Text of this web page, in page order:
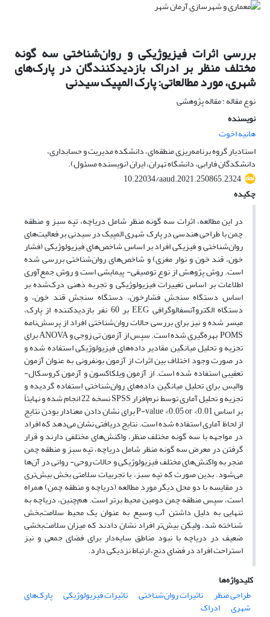
بررسی اثرات فیزیوژیکی و روان‌شناختی سه گونه
مختلف منظر بر ادراک بازدیدکنندگان در پارک‌های
شهری، مورد مطالعاتی: پارک المپیک سیدنی
نوع مقاله : مقاله پژوهشی
نویسنده
هانیه اخوت
استادیار گروه برنامه‌ریزی منطقه‌ای، دانشکده مدیریت و حسابداری،
دانشکدگان فارابی، دانشگاه تهران، ایران (نویسنده مسئول).
10.22034/aaud.2021.250865.2324
چکیده
در این مطالعه، اثرات سه گونه منظر شامل دریاچه، تپه سبز و منطقه
چمن با طراحی هندسی در پارک شهری المپیک در سیدنی بر فعالیت‌‌های
روان‌شناختی و فیزیکی افراد بر اساس شاخص‌‌های فیزیولوژیکی (فشار
خون، قند خون و نوار مغزی) و شاخص‌‌های روان‌شناختی بررسی شده
است. روش پژوهش از نوع توصیفی- پیمایشی است و روش جمع‌آوری
اطلاعات بر اساس تغییرات فیزیولوژیکی و تجربه ذهنی درک‌شده بر
اساس دستگاه سنجش فشارخون، دستگاه سنجش قند خون، و
دستگاه الکتروآنسفالوگرافی EEG بر 60 نفر بازدیدکننده از پارک،
میسر شده و نیز برای بررسی حالات روان‌شناختی افراد از پرسش‌نامه
POMS بهره‌‌گیری شده است. سپس از آزمون تی زوجی و ANOVA برای
تجزیه و تحلیل میانگین مقادیر داده‌‌های فیزیولوژیکی استفاده شده و
در صورت وجود اختلاف بین اثرات از آزمون بونفرونی به عنوان آزمون
تعقیبی استفاده شده است. از آزمون ویلکاکسون و آزمون کروسکال-
والیس برای تحلیل میانگین داده‌‌های روان‌شناختی استفاده گردیده و
تجزیه و تحلیل آماری توسط نرم‌افزار SPSS نسخه 22 انجام شده و نهایتاً
بر اساس P-value <0.05 or <0.01 برای نشان دادن معنادار بودن نتایج
از لحاظ آماری استفاده شده است. نتایج دریافتی نشان می‌دهد که افراد
در مواجهه با سه گونه مختلف منظر، واکنش‌‌های مختلفی دارند و قرار
گرفتن در معرض سه گونه منظر شامل دریاچه، تپه سبز و منطقه چمن
منجر به واکنش‌‌های مختلف فیزیولوژیکی و حالات روحی- روانی در آن‌ها
می‌‌شود. بدین صورت که تپه سبز، با تجربیات سلامتی بخش بیش‌تری
در مقایسه با دو محل دیگر مورد مطالعه (دریاچه و منطقه چمن) همراه
است، سپس منطقه چمن دومین محیط برتر است. هم‌چنین، دریاچه به
تنهایی به دلیل داشتن آب وسیع به عنوان یک محیط سلامت‌بخش
شناخته شد، ولیکن بیش‌تر افراد نشان دادند که میزان سلامت‌بخشی
ضعیف در دریاچه با نبود مناطق سایه‌دار برای فضای جمعی و نیز
استراحت افراد در فضای دنج، ارتباط نزدیکی دارد.
کلیدواژه‌ها
طراحی منظر
تاثیرات روان‌شناختی تاثیرات فیزیولوژیکی پارک‌‌های
شهری ادراک